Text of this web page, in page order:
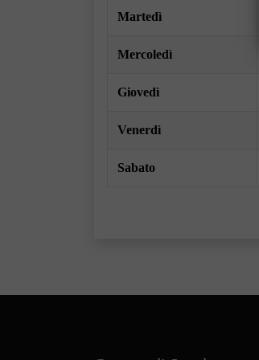
Martedì
Mercoledì
Giovedì
Venerdì
Sabato